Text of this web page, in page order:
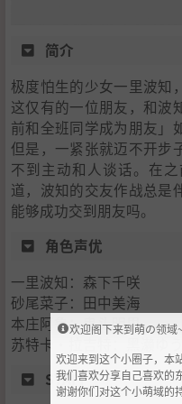
简介
极度怕生的少女一里波知
这仅有的一位朋友，和波
前和全班同学成为朋友」
但是，一紧张就迈不开步
不到主动和人谈话。在
道，波知的交友作战总是
能够成功交到朋友吗。
角色声优
一里波知：森下千咲
砂尾菜子：田中美海
本庄阿鲁：鬼头明里
苏特卡·拉吉特：黑濑ゆう
STAFF
欢迎阁下来到萌の领域~
欢迎来到这个小圈子，本
我们喜欢分享自己喜欢的
谢谢你们对这个小萌域的